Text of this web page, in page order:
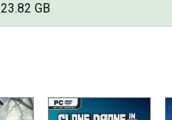
23.82 GB